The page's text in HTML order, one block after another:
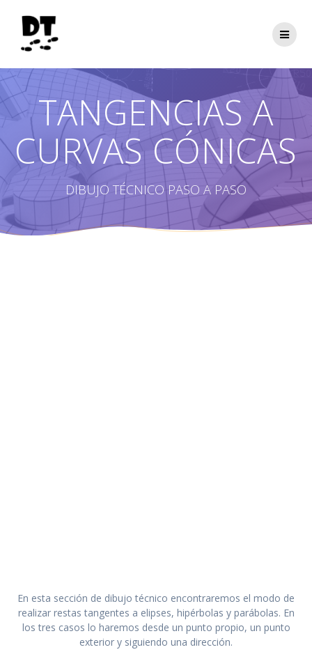
TANGENCIAS A
CURVAS CÓNICAS
DIBUJO TÉCNICO PASO A PASO
En esta sección de dibujo técnico encontraremos el modo de
realizar restas tangentes a elipses, hipérbolas y parábolas. En
los tres casos lo haremos desde un punto propio, un punto
exterior y siguiendo una dirección.